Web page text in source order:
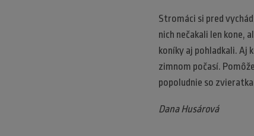
Stromáci si pred
nich nečakali len kone,
koníky aj pohladkali. Aj
zimnom počasí.
popoludnie so
Dana Husárová